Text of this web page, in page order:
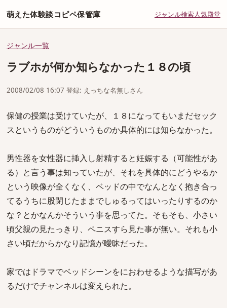
萌えた体験談コピペ保管庫 ジャンル検索人気殿堂
ジャンル一覧
ラブホが何か知らなかった１８の頃
2008/02/08 16:07 登録: えっちな名無しさん
保健の授業は受けていたが、１８になってもいまだセック
スというものがどういうものか具体的には知らなかった。
男性器を女性器に挿入し射精すると妊娠する（可能性があ
る）と言う事は知っていたが、それを具体的にどうやるか
という映像が全くなく、ベッドの中でなんとなく抱き合っ
てるうちに股閉じたままでしゅるってはいったりするのか
な？とかなんかそういう事を思ってた。そもそも、小さい
頃父親の見たっきり、ペニスすら見た事が無い。それも小
さい頃だからかなり記憶が曖昧だった。
家ではドラマでベッドシーンをにおわせるような描写があ
るだけでチャンネルは変えられた。